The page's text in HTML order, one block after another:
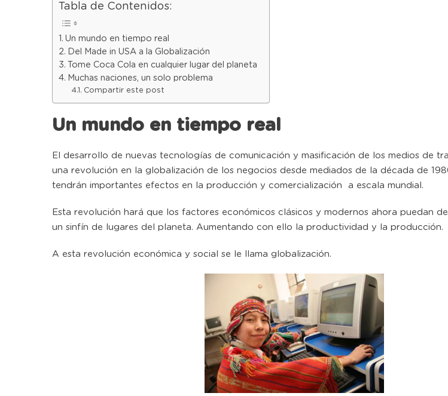
Tabla de Contenidos:
Un mundo en tiempo real
Del Made in USA a la Globalización
Tome Coca Cola en cualquier lugar del planeta
Muchas naciones, un solo problema
Compartir este post
Un mundo en tiempo real
El desarrollo de nuevas tecnologías de comunicación y masificación de los medios de
una revolución en la globalización de los negocios desde mediados de la década de
tendrán importantes efectos en la producción y comercialización a escala mundial.
Esta revolución hará que los factores económicos clásicos y modernos ahora puedan
un sinfín de lugares del planeta. Aumentando con ello la productividad y la producción.
A esta revolución económica y social se le llama globalización.